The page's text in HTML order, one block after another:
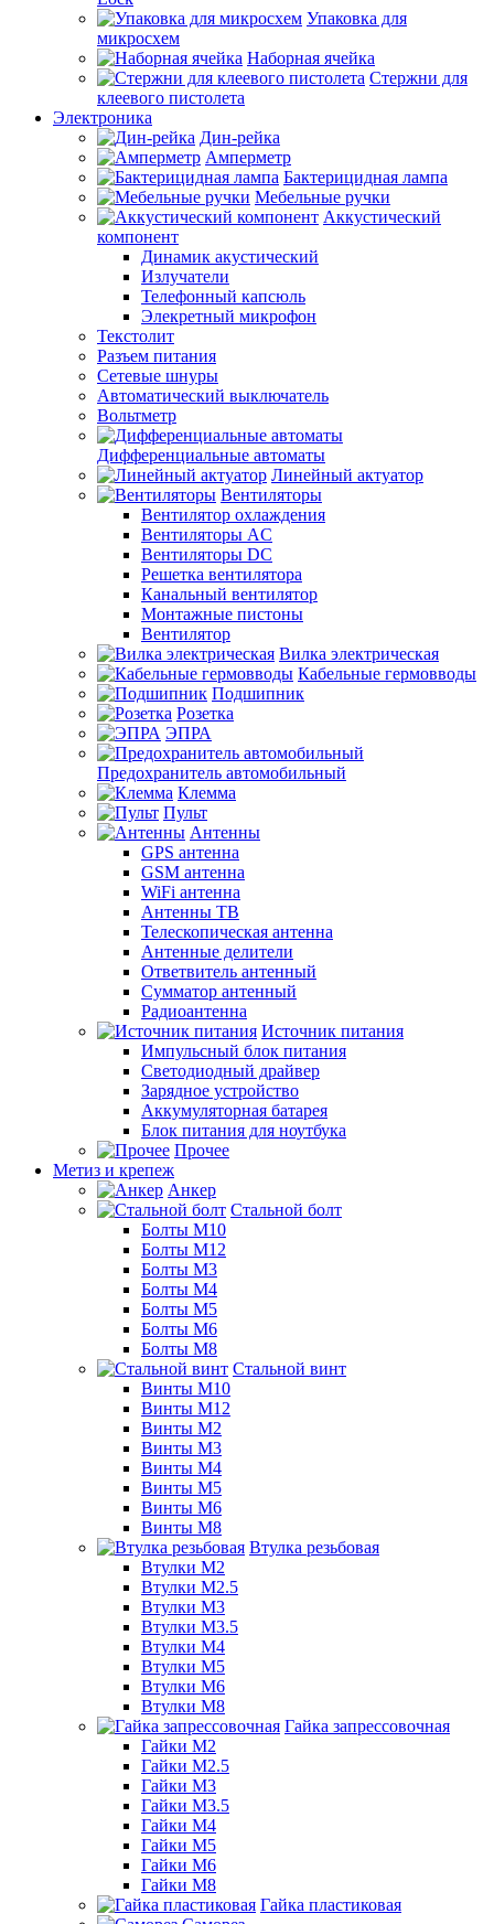
Упаковка для
микросхем
Наборная ячейка
Стержни для
клеевого пистолета
Электроника
Дин-рейка
Амперметр
Бактерицидная лампа
Мебельные ручки
Аккустический
компонент
Динамик акустический
Излучатели
Телефонный капсюль
Элекретный микрофон
Текстолит
Разъем питания
Сетевые шнуры
Автоматический выключатель
Вольтметр
Дифференциальные автоматы
Линейный актуатор
Вентиляторы
Вентилятор охлаждения
Вентиляторы AC
Вентиляторы DC
Решетка вентилятора
Канальный вентилятор
Монтажные пистоны
Вентилятор
Вилка электрическая
Кабельные гермовводы
Подшипник
Розетка
ЭПРА
Предохранитель автомобильный
Клемма
Пульт
Антенны
GPS антенна
GSM антенна
WiFi антенна
Антенны ТВ
Телескопическая антенна
Антенные делители
Ответвитель антенный
Сумматор антенный
Радиоантенна
Источник питания
Импульсный блок питания
Светодиодный драйвер
Зарядное устройство
Аккумуляторная батарея
Блок питания для ноутбука
Прочее
Метиз и крепеж
Анкер
Стальной болт
Болты М10
Болты М12
Болты М3
Болты М4
Болты М5
Болты М6
Болты М8
Стальной винт
Винты М10
Винты М12
Винты М2
Винты М3
Винты М4
Винты М5
Винты М6
Винты М8
Втулка резьбовая
Втулки М2
Втулки М2.5
Втулки М3
Втулки М3.5
Втулки М4
Втулки М5
Втулки М6
Втулки М8
Гайка запрессовочная
Гайки М2
Гайки М2.5
Гайки М3
Гайки М3.5
Гайки М4
Гайки М5
Гайки М6
Гайки М8
Гайка пластиковая